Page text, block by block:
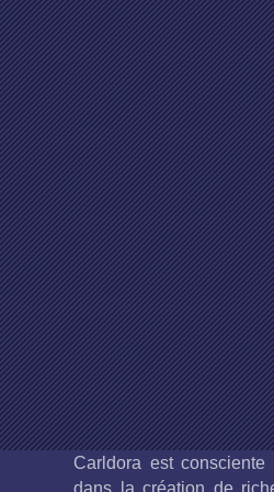
de
Carldora est
dans la création de